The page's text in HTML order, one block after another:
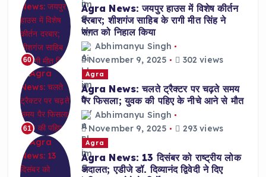
60
Agra News: जयपुर हाउस में विशेष कीर्तन
दरबार; शीशगंज साहिब के रागी मीत सिंह ने
संगत को निहाल किया
Abhimanyu Singh
November 9, 2025
302 views
61
Agra
Agra News: चलते ट्रैक्टर पर चढ़ते समय
पैर फिसला; युवक की पहिए के नीचे आने से मौत
Abhimanyu Singh
November 9, 2025
293 views
Agra
Agra News: 13 दिसंबर को राष्ट्रीय लोक
अदालत; एडीजे डॉ. दिव्यानंद द्विवेदी ने दिए